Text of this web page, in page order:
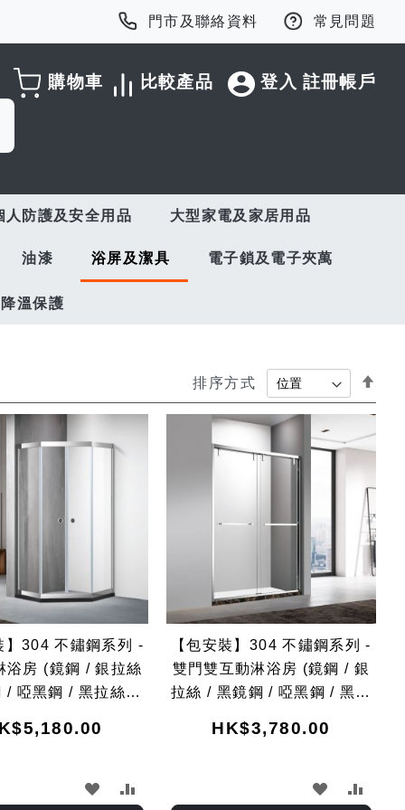
門市及聯絡資料 常見問題
登入 註冊帳戶
比較產品
購物車
人防護及安全用品 大型家電及家居用品
油漆 浴屏及潔具 電子鎖及電子夾萬
溫保護
排序方式
】304 不鏽鋼系列 -
浴房 (鏡鋼 / 銀拉絲
/ 啞黑鋼 / 黑拉絲鋼
【包安裝】304 不鏽鋼系列 -
雙門雙互動淋浴房 (鏡鋼 / 銀
拉絲 / 黑鏡鋼 / 啞黑鋼 / 黑拉
HK$3,780.00